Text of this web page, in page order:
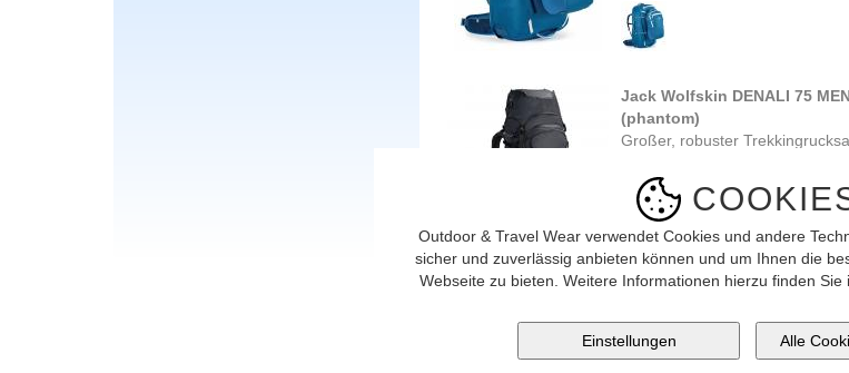
Outdoor & Travel Wear verwendet Cookies und andere
sicher und zuverlässig anbieten können und um Ihnen die
Webseite zu bieten. Weitere Informationen hierzu finden Sie
Jack Wolfskin DENALI 75 MEN
(phantom)
Großer, robuster
Touren mit ...
349.00 CHF
Jack Wolfskin DENALI 75+10
Jack Wolfskins grösster
Trekkingrucksack DENALI 75 +